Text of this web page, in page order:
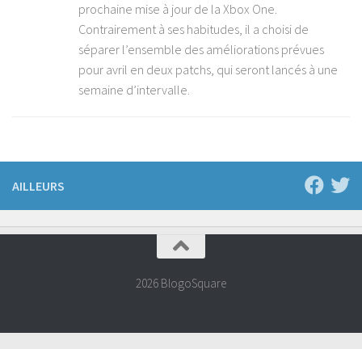
prochaine mise à jour de la Xbox One.
Contrairement à ses habitudes, il a choisi de
séparer l’ensemble des améliorations prévues
pour avril en deux patchs, qui seront lancés à une
semaine d’intervalle.
AILLEURS
2026 BlogoSquare